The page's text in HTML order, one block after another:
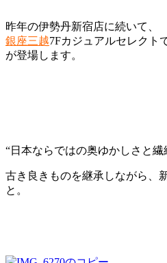
昨年の伊勢丹新宿店に続いて、
銀座三越7Fカジュアルセレクト
が登場します。
“日本ならではの奥ゆかしさと繊
古き良きものを継承しながら、
と。